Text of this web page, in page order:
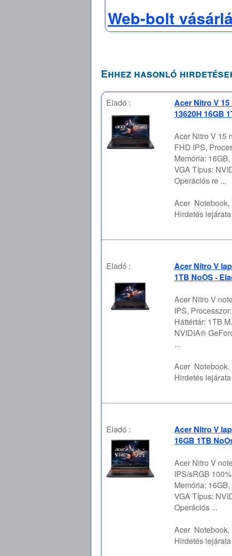
Web-bolt
Ehhez hasonló
Eladó :
Acer Nitro V
13620H 16GB
Acer Nitro V 15
FHD IPS,
Memória:
VGA Típus:
Operációs re ...
Acer
Hirdetés
Eladó :
Acer Nitro V
1TB NoOS -
Acer Nitro V
IPS,
Háttértár: 1TB
NVIDIA®
...
Acer
Hirdetés
Eladó :
Acer Nitro V
16GB 1TB
Acer Nitro V
IPS/sRGB
Memória:
VGA Típus:
Operációs ...
Acer
Hirdetés